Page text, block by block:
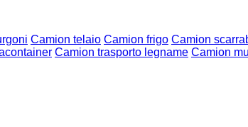
Camion telaio Camion frigo Camion
Camion trasporto legname Camion